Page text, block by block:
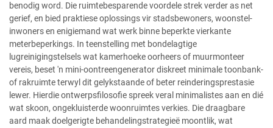
benodig word. Die ruimtebesparende voordele strek verder as net
gerief, en bied praktiese oplossings vir stadsbewoners, woonstel-
inwoners en enigiemand wat werk binne beperkte vierkante
meterbeperkings. In teenstelling met bondelagtige
lugreinigingstelsels wat kamerhoeke oorheers of muurmonteer
vereis, beset 'n mini-oontreengenerator diskreet minimale toonbank-
of rakruimte terwyl dit gelykstaande of beter reinderingsprestasie
lewer. Hierdie ontwerpsfilosofie spreek veral minimalistes aan en dié
wat skoon, ongekluisterde woonruimtes verkies. Die draagbare
aard maak doelgerigte behandelingstrategieë moontlik, wat